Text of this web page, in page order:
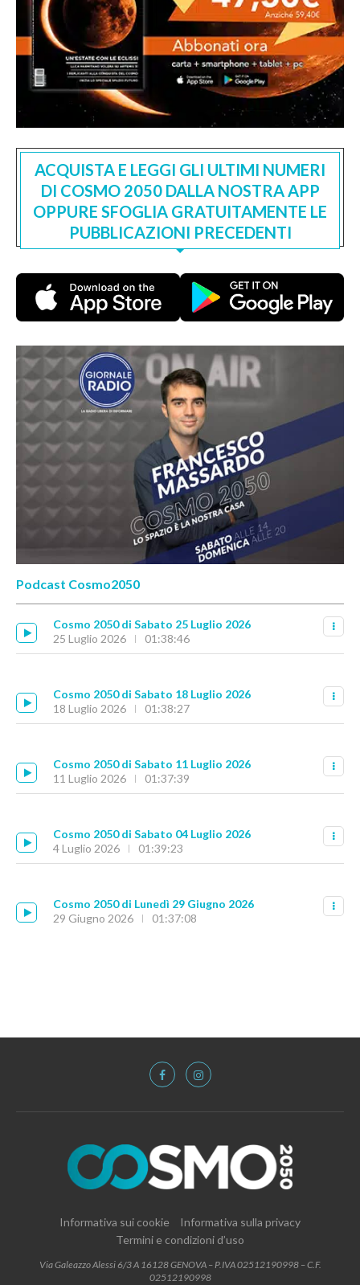
ACQUISTA E LEGGI GLI ULTIMI NUMERI
DI COSMO 2050 DALLA NOSTRA APP
OPPURE SFOGLIA GRATUITAMENTE LE
PUBBLICAZIONI PRECEDENTI
Podcast Cosmo2050
Cosmo 2050 di Sabato 25 Luglio 2026
25 Luglio 2026
01:38:46
Cosmo 2050 di Sabato 18 Luglio 2026
18 Luglio 2026
01:38:27
Cosmo 2050 di Sabato 11 Luglio 2026
11 Luglio 2026
01:37:39
Cosmo 2050 di Sabato 04 Luglio 2026
4 Luglio 2026
01:39:23
Cosmo 2050 di Lunedì 29 Giugno 2026
29 Giugno 2026
01:37:08
Informativa sui cookie
Informativa sulla privacy
Termini e condizioni d’uso
Via Galeazzo Alessi 6/3 A 16128 GENOVA – P.IVA 02512190998 – C.F.
02512190998